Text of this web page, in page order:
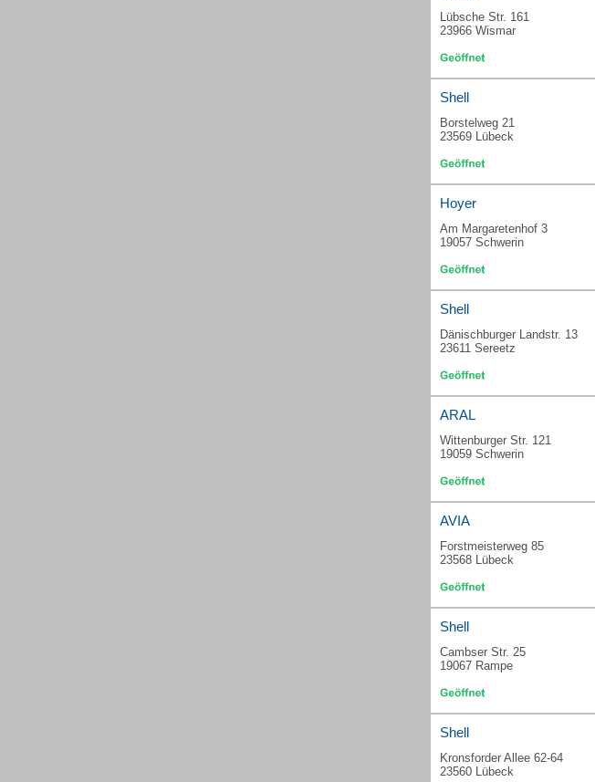
Lübsche Str. 161
23966 Wismar
Shell
Borstelweg 21
23569 Lübeck
Hoyer
Am Margaretenhof 3
19057 Schwerin
Shell
Dänischburger Landstr. 13
23611 Sereetz
ARAL
Wittenburger Str. 121
19059 Schwerin
AVIA
Forstmeisterweg 85
23568 Lübeck
Shell
Cambser Str. 25
19067 Rampe
Shell
Kronsforder Allee 62-64
23560 Lübeck